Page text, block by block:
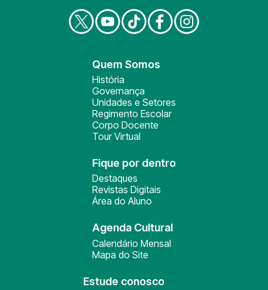
Quem Somos
História
Governança
Unidades e Setores
Regimento Escolar
Corpo Docente
Tour Virtual
Fique por dentro
Destaques
Revistas Digitais
Área do Aluno
Agenda Cultural
Calendário Mensal
Mapa do Site
Estude conosco